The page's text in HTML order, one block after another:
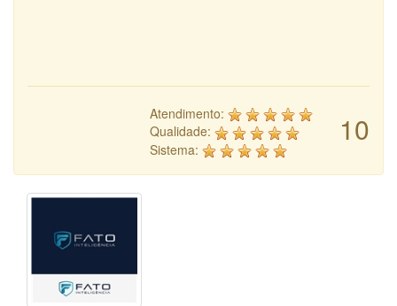
10
Atendimento:
Qualidade:
Sistema: